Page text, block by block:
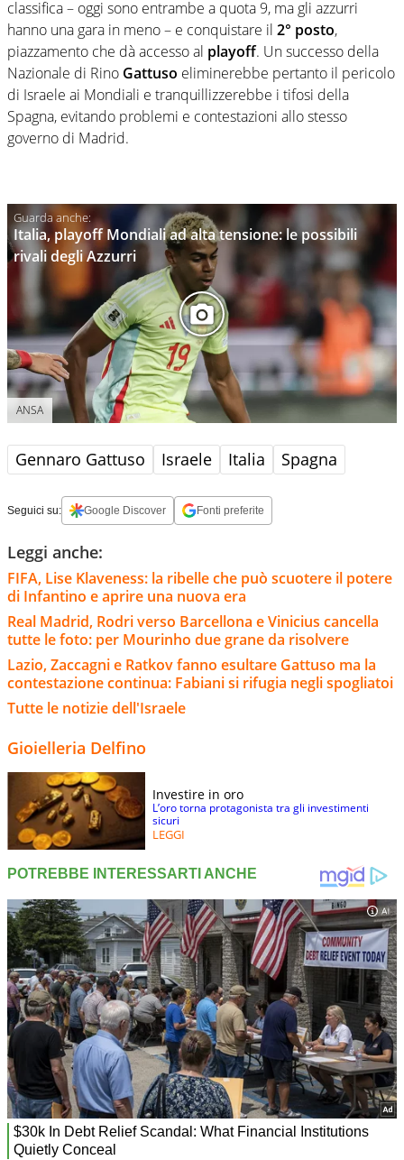
classifica – oggi sono entrambe a quota 9, ma gli azzurri
hanno una gara in meno – e conquistare il 2° posto,
piazzamento che dà accesso al playoff. Un successo della
Nazionale di Rino Gattuso eliminerebbe pertanto il pericolo
di Israele ai Mondiali e tranquillizzerebbe i tifosi della
Spagna, evitando problemi e contestazioni allo stesso
governo di Madrid.
Italia, playoff Mondiali ad alta tensione: le possibili
rivali degli Azzurri
ANSA
Gennaro Gattuso Israele Italia Spagna
Seguici su: Google Discover Fonti preferite
Leggi anche:
FIFA, Lise Klaveness: la ribelle che può scuotere il potere
di Infantino e aprire una nuova era
Real Madrid, Rodri verso Barcellona e Vinicius cancella
tutte le foto: per Mourinho due grane da risolvere
Lazio, Zaccagni e Ratkov fanno esultare Gattuso ma la
contestazione continua: Fabiani si rifugia negli spogliatoi
Tutte le notizie dell'Israele
Gioielleria Delfino
Investire in oro
L’oro torna protagonista tra gli investimenti
sicuri
LEGGI